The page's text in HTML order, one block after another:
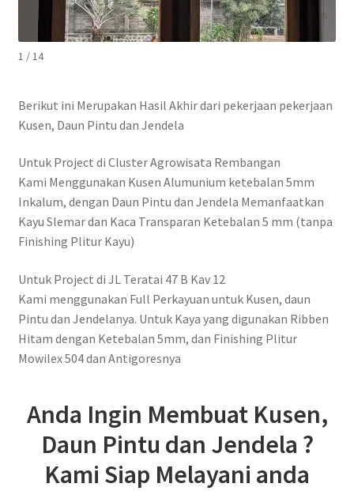
1 / 14
Berikut ini Merupakan Hasil Akhir dari pekerjaan pekerjaan
Kusen, Daun Pintu dan Jendela
Untuk Project di Cluster Agrowisata Rembangan
Kami Menggunakan Kusen Alumunium ketebalan 5mm
Inkalum, dengan Daun Pintu dan Jendela Memanfaatkan
Kayu Slemar dan Kaca Transparan Ketebalan 5 mm (tanpa
Finishing Plitur Kayu)
Untuk Project di JL Teratai 47 B Kav 12
Kami menggunakan Full Perkayuan untuk Kusen, daun
Pintu dan Jendelanya. Untuk Kaya yang digunakan Ribben
Hitam dengan Ketebalan 5mm, dan Finishing Plitur
Mowilex 504 dan Antigoresnya
Anda Ingin Membuat Kusen,
Daun Pintu dan Jendela ?
Kami Siap Melayani anda